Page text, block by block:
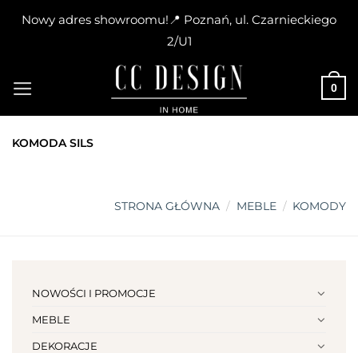
Nowy adres showroomu!📍 Poznań, ul. Czarnieckiego
2/U1
content
0
KOMODA SILS
STRONA GŁÓWNA / MEBLE / KOMODY
NOWOŚCI I PROMOCJE
MEBLE
DEKORACJE